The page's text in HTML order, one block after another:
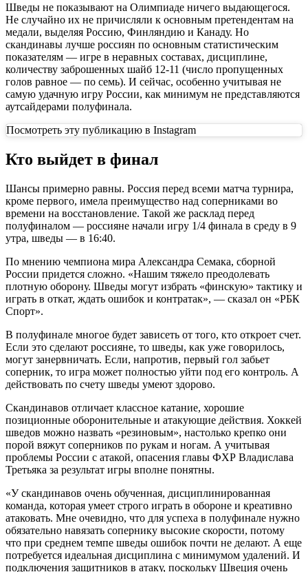
Шведы не показывают на Олимпиаде ничего выдающегося.
Не случайно их не причисляли к основным претендентам на
медали, выделяя Россию, Финляндию и Канаду. Но
скандинавы лучше россиян по основным статистическим
показателям — игре в неравных составах, дисциплине,
количеству заброшенных шайб 12-11 (число пропущенных
голов равное — по семь). И сейчас, особенно учитывая не
самую удачную игру России, как минимум не представляются
аутсайдерами полуфинала.
Посмотреть эту публикацию в Instagram
Кто выйдет в финал
Шансы примерно равны. Россия перед всеми матча турнира,
кроме первого, имела преимущество над соперниками во
времени на восстановление. Такой же расклад перед
полуфиналом — россияне начали игру 1/4 финала в среду в 9
утра, шведы — в 16:40.
По мнению чемпиона мира Александра Семака, сборной
России придется сложно. «Нашим тяжело преодолевать
плотную оборону. Шведы могут избрать «финскую» тактику и
играть в откат, ждать ошибок и контратак», — сказал он «РБК
Спорт».
В полуфинале многое будет зависеть от того, кто откроет счет.
Если это сделают россияне, то шведы, как уже говорилось,
могут занервничать. Если, напротив, первый гол забьет
соперник, то игра может полностью уйти под его контроль. А
действовать по счету шведы умеют здорово.
Скандинавов отличает классное катание, хорошие
позиционные оборонительные и атакующие действия. Хоккей
шведов можно назвать «резиновым», настолько крепко они
порой вяжут соперников по рукам и ногам. А учитывая
проблемы России с атакой, опасения главы ФХР Владислава
Третьяка за результат игры вполне понятны.
«У скандинавов очень обученная, дисциплинированная
команда, которая умеет строго играть в обороне и креативно
атаковать. Мне очевидно, что для успеха в полуфинале нужно
обязательно навязать сопернику высокие скорости, потому
что при среднем темпе шведы ошибок почти не делают. А еще
потребуется идеальная дисциплина с минимумом удалений. И
подключения защитников в атаку, поскольку Швеция очень